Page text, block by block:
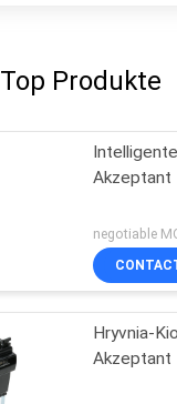
Top Produkte
Akzeptant
negotiable
Hryvnia-
Akzeptant